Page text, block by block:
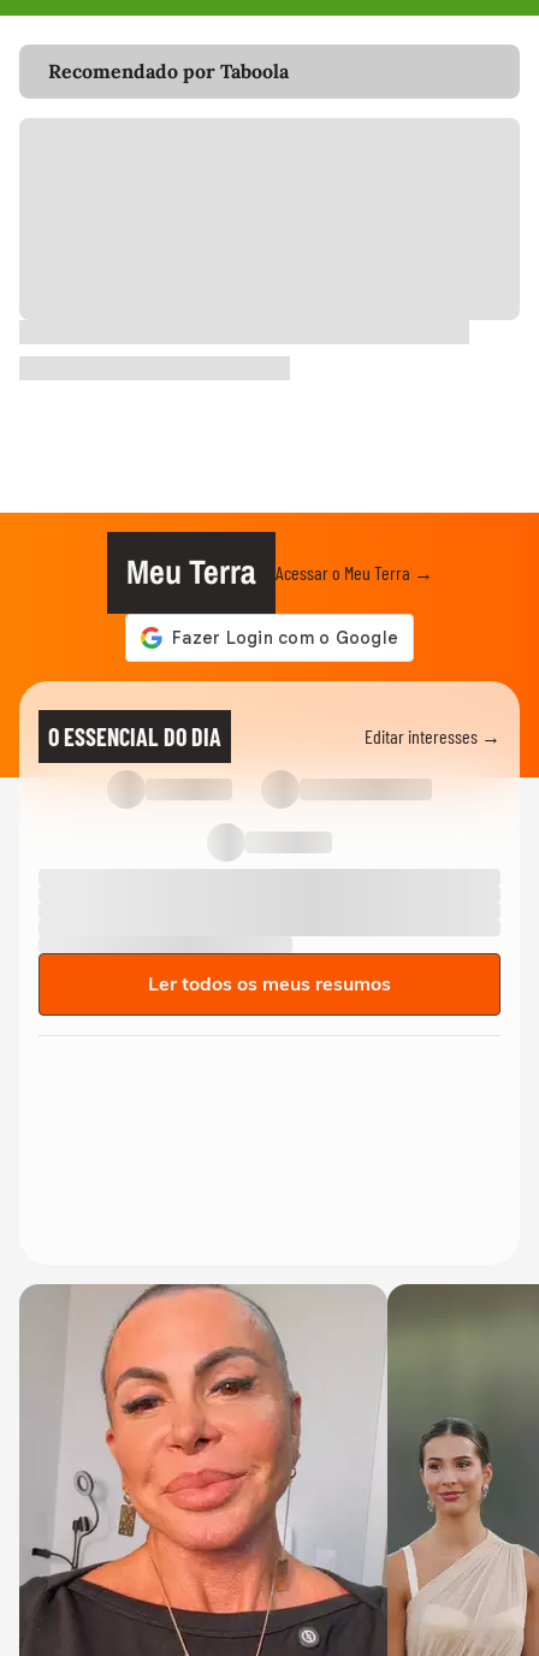
Recomendado por Taboola
Meu Terra Acessar o Meu Terra →
O ESSENCIAL DO DIA Editar interesses →
Ler todos os meus resumos